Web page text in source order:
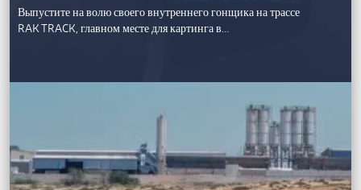
Выпустите на волю своего внутреннего гонщика на трассе
RAK TRACK, главном месте для картинга в…